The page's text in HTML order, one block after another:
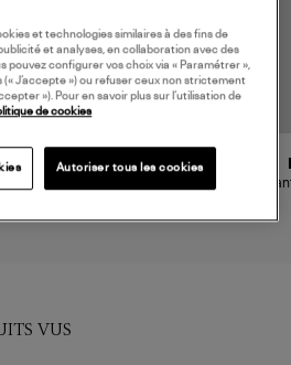
MOTHER
VUS
et technologies similaires à des fins de
et analyses, en collaboration avec des
pouvez configurer vos choix via « Paramétrer »,
J’accepte ») ou refuser ceux non strictement
»). Pour en savoir plus sur l’utilisation de
de cookies
Autoriser tous les cookies